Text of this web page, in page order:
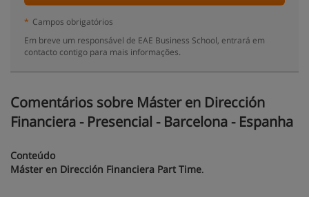
* Campos obrigatórios
Em breve um responsável de EAE Business School, entrará em
contacto contigo para mais informações.
Comentários sobre Máster en Dirección
Financiera - Presencial - Barcelona - Espanha
Conteúdo
Máster en Dirección Financiera Part Time.